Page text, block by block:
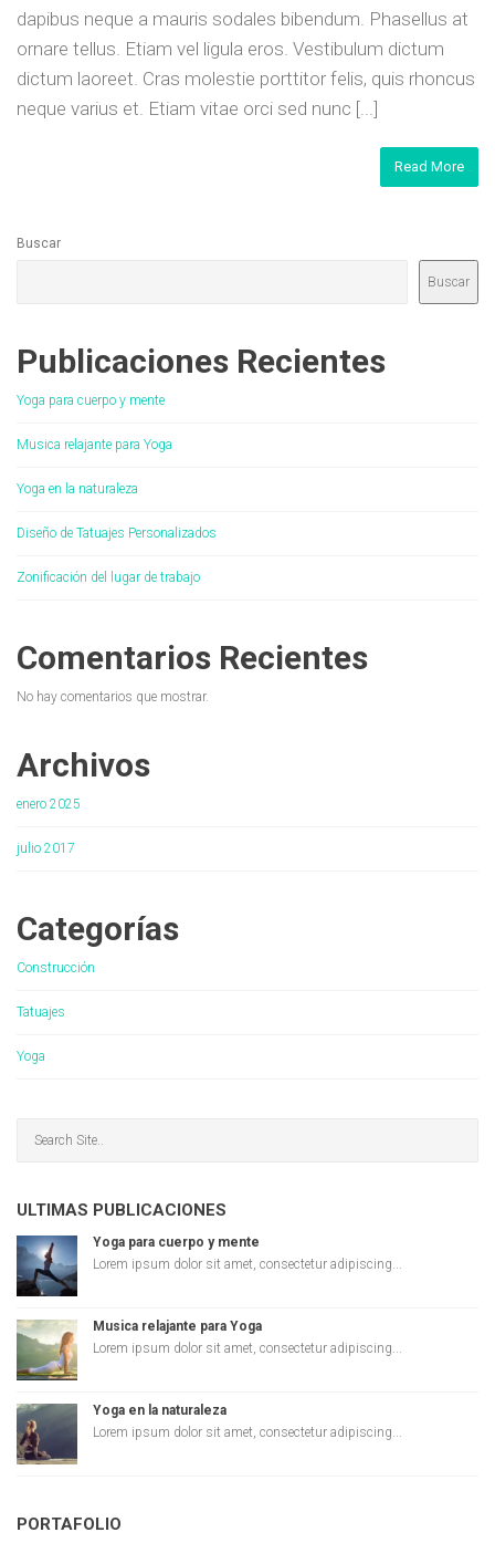
dapibus neque a mauris sodales bibendum. Phasellus at
ornare tellus. Etiam vel ligula eros. Vestibulum dictum
dictum laoreet. Cras molestie porttitor felis, quis rhoncus
neque varius et. Etiam vitae orci sed nunc [...]
Read More
Buscar
Buscar
Publicaciones Recientes
Yoga para cuerpo y mente
Musica relajante para Yoga
Yoga en la naturaleza
Diseño de Tatuajes Personalizados
Zonificación del lugar de trabajo
Comentarios Recientes
No hay comentarios que mostrar.
Archivos
enero 2025
julio 2017
Categorías
Construcción
Tatuajes
Yoga
ULTIMAS PUBLICACIONES
Yoga para cuerpo y mente
Lorem ipsum dolor sit amet, consectetur adipiscing...
Musica relajante para Yoga
Lorem ipsum dolor sit amet, consectetur adipiscing...
Yoga en la naturaleza
Lorem ipsum dolor sit amet, consectetur adipiscing...
PORTAFOLIO